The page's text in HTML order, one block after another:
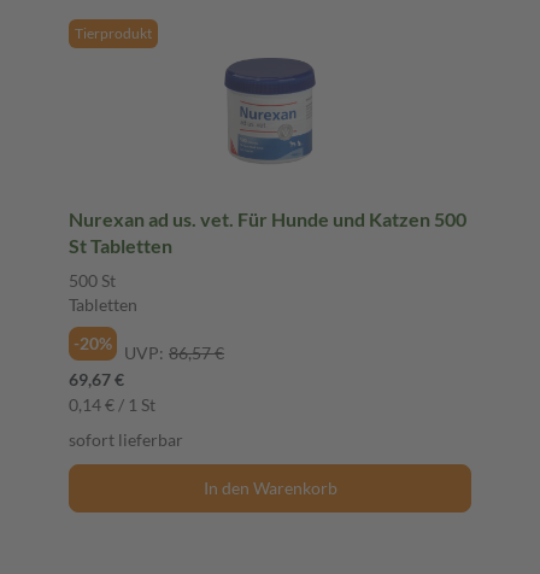
Tierprodukt
Nurexan ad us. vet. Für Hunde und Katzen 500
St Tabletten
500 St
Tabletten
-20%
UVP: 86,57 €
69,67 €
0,14 € / 1 St
sofort lieferbar
In den Warenkorb